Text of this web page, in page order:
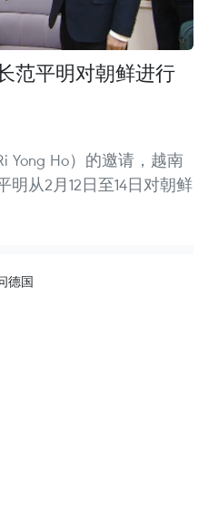
范平明对朝鲜进行
Yong Ho）的邀请，越南
从2月12日至14日对朝鲜